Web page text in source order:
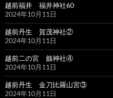
越前福井 福井神社60
2024年10月11日
越前丹生 賀茂神社②
2024年10月11日
越前二の宮 劔神社④
2024年10月11日
越前丹生 金刀比羅山宮③
2024年10月11日